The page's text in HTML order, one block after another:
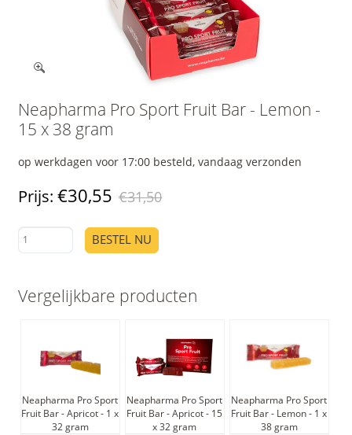
Neapharma Pro Sport Fruit Bar - Lemon -
15 x 38 gram
op werkdagen voor 17:00 besteld, vandaag verzonden
Prijs: €30,55 €31,50
BESTEL NU
Vergelijkbare producten
Neapharma Pro Sport
Fruit Bar - Apricot - 1 x
32 gram
Neapharma Pro Sport
Fruit Bar - Apricot - 15
x 32 gram
Neapharma Pro Sport
Fruit Bar - Lemon - 1 x
38 gram